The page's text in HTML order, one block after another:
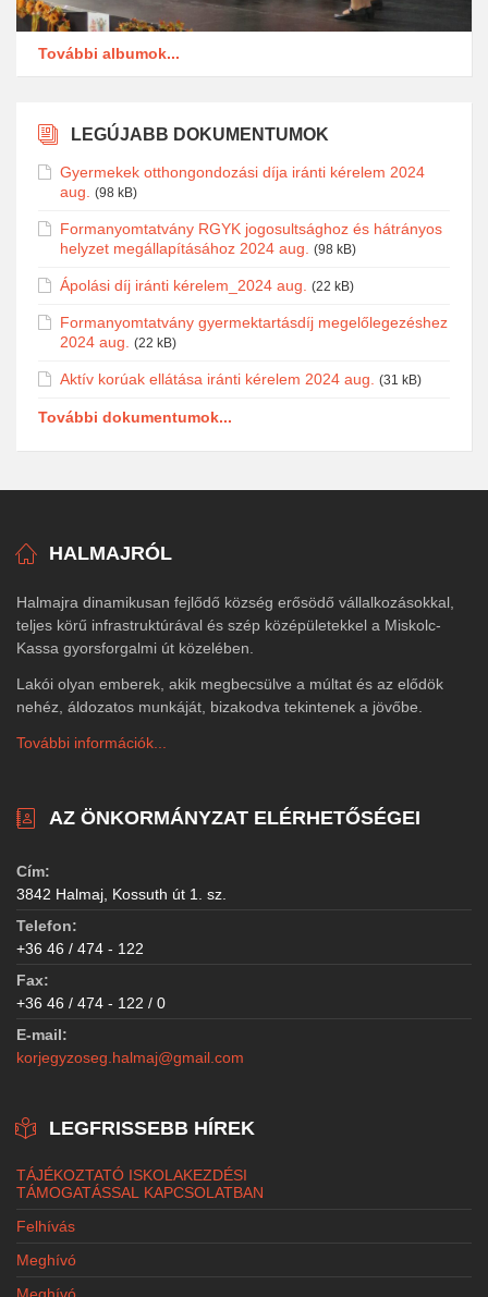
További albumok...
LEGÚJABB DOKUMENTUMOK
Gyermekek otthongondozási díja iránti kérelem 2024
aug.
(98 kB)
Formanyomtatvány RGYK jogosultsághoz és hátrányos
helyzet megállapításához 2024 aug.
(98 kB)
Ápolási díj iránti kérelem_2024 aug. (22 kB)
Formanyomtatvány gyermektartásdíj megelőlegezéshez
2024 aug.
(22 kB)
Aktív korúak ellátása iránti kérelem 2024 aug. (31 kB)
További dokumentumok...
HALMAJRÓL
Halmajra dinamikusan fejlődő község erősödő vállalkozásokkal,
teljes körű infrastruktúrával és szép középületekkel a Miskolc-
Kassa gyorsforgalmi út közelében.
Lakói olyan emberek, akik megbecsülve a múltat és az elődök
nehéz, áldozatos munkáját, bizakodva tekintenek a jövőbe.
További információk...
AZ ÖNKORMÁNYZAT ELÉRHETŐSÉGEI
Cím:
3842 Halmaj, Kossuth út 1. sz.
Telefon:
+36 46 / 474 - 122
Fax:
+36 46 / 474 - 122 / 0
E-mail:
korjegyzoseg.halmaj@gmail.com
LEGFRISSEBB HÍREK
TÁJÉKOZTATÓ ISKOLAKEZDÉSI
TÁMOGATÁSSAL KAPCSOLATBAN
Felhívás
Meghívó
Meghívó